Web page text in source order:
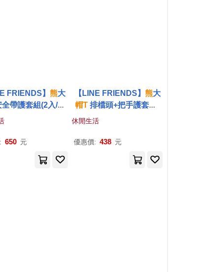
FRIENDS】熊大
帶護套組(2入/台
650 元
【LINE FRIENDS】 熊大
帽T 排檔頭+把手護套組(
休閒生活
優惠價: 438 元